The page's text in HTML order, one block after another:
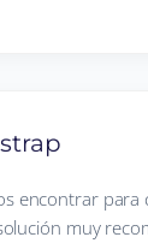
encontrar
muy